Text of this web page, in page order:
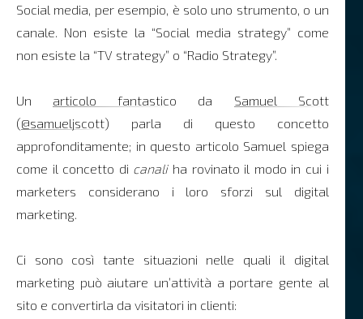
Social media, per esempio, è solo uno strumento, o un
canale. Non esiste la “Social media strategy” come
non esiste la “TV strategy” o “Radio Strategy”.
Un articolo fantastico da Samuel Scott
(@samueljscott) parla di questo concetto
approfonditamente; in questo articolo Samuel spiega
come il concetto di canaliha rovinato il modo in cui i
marketers considerano i loro sforzi sul digital
marketing.
Ci sono così tante situazioni nelle quali il digital
marketing può aiutare un’attività a portare gente al
sito e convertirla da visitatori in clienti: